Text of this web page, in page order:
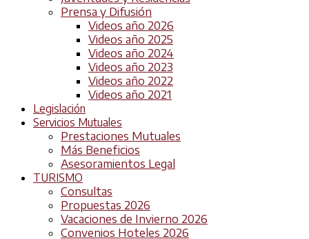
Prensa y Difusión
Videos año 2026
Videos año 2025
Videos año 2024
Videos año 2023
Videos año 2022
Videos año 2021
Legislación
Servicios Mutuales
Prestaciones Mutuales
Más Beneficios
Asesoramientos Legal
TURISMO
Consultas
Propuestas 2026
Vacaciones de Invierno 2026
Convenios Hoteles 2026